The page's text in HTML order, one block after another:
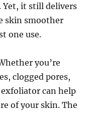
it still delivers
skin smoother
one use.
you’re
clogged pores,
can help
of your skin. The